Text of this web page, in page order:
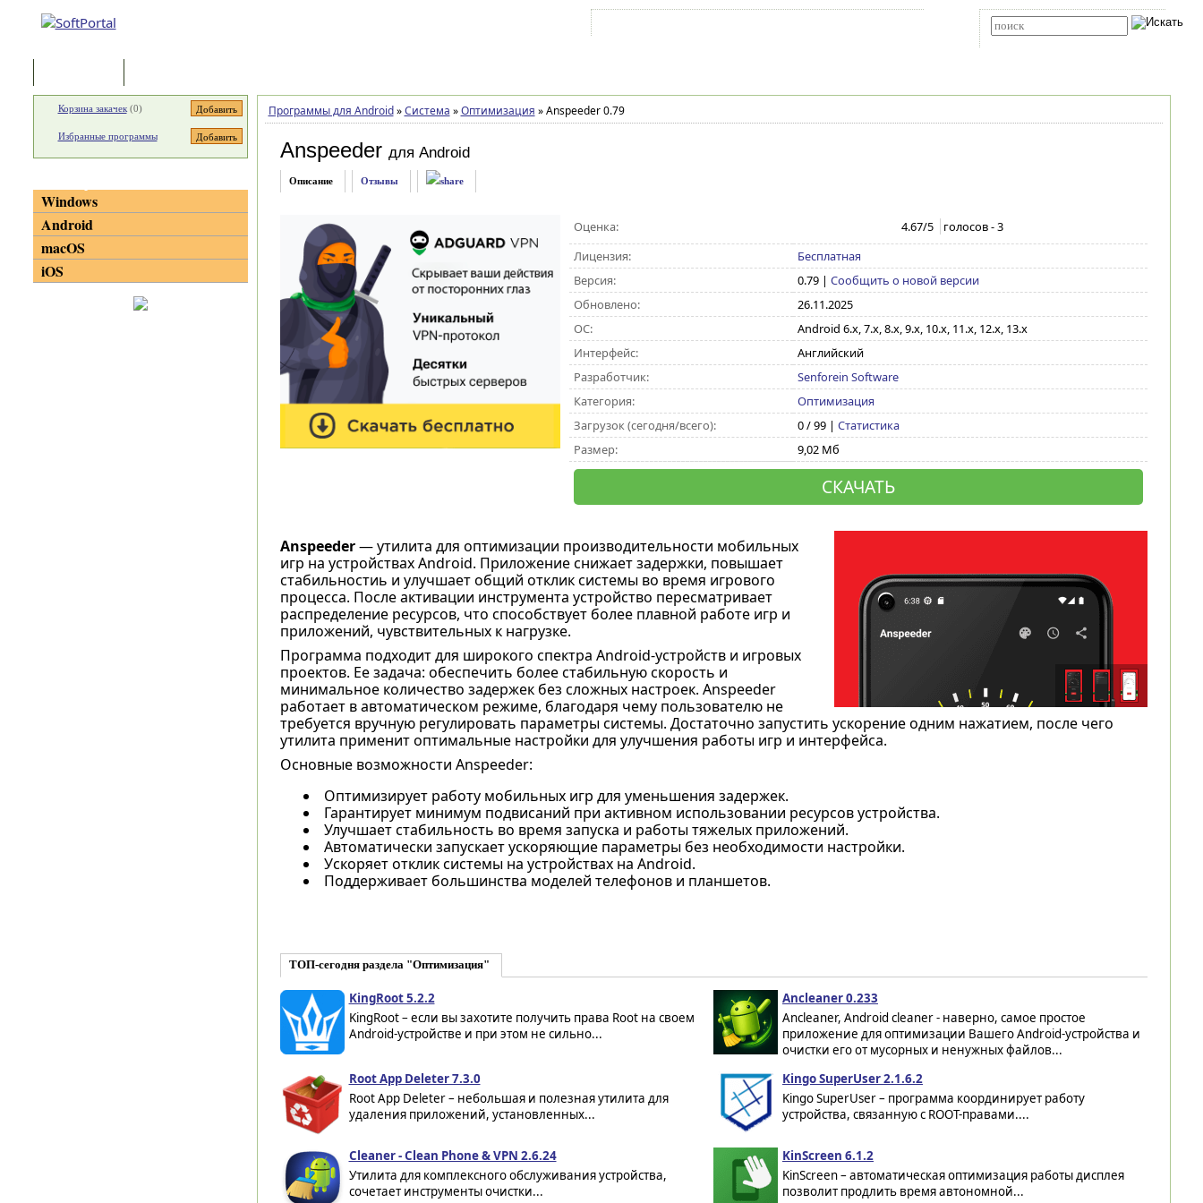
Программы для Android » Система » Оптимизация »Anspeeder 0.79
Anspeeder для Android
Описание Отзывы
Оценка: 4.67/5 голосов -3
Лицензия:
Бесплатная
Версия:
0.79| Сообщить о новой версии
Обновлено:
26.11.2025
ОС:
Android 6.x, 7.x, 8.x, 9.x, 10.x, 11.x, 12.x, 13.x
Интерфейс:
Английский
Разработчик:
Senforein Software
Категория:
Оптимизация
Загрузок (сегодня/всего):
0 / 99 | Статистика
Размер:
9,02 Мб
СКАЧАТЬ
Anspeeder— утилита для оптимизации производительности мобильных
игр на устройствах Android. Приложение снижает задержки, повышает
стабильностиь и улучшает общий отклик системы во время игрового
процесса. После активации инструмента устройство пересматривает
распределение ресурсов, что способствует более плавной работе игр и
приложений, чувствительных к нагрузке.
Программа подходит для широкого спектра Android-устройств и игровых
проектов. Ее задача: обеспечить более стабильную скорость и
минимальное количество задержек без сложных настроек. Anspeeder
работает в автоматическом режиме, благодаря чему пользователю не
требуется вручную регулировать параметры системы. Достаточно запустить ускорение одним нажатием, после чего
утилита применит оптимальные настройки для улучшения работы игр и интерфейса.
Основные возможности Anspeeder:
Оптимизирует работу мобильных игр для уменьшения задержек.
Гарантирует минимум подвисаний при активном использовании ресурсов устройства.
Улучшает стабильность во время запуска и работы тяжелых приложений.
Автоматически запускает ускоряющие параметры без необходимости настройки.
Ускоряет отклик системы на устройствах на Android.
Поддерживает большинства моделей телефонов и планшетов.
ТОП-сегодня раздела "Оптимизация"
KingRoot 5.2.2
KingRoot – если вы захотите получить права Root на своем
Android-устройстве и при этом не сильно...
Ancleaner 0.233
Ancleaner, Android cleaner - наверно, самое простое
приложение для оптимизации Вашего Android-устройства и
очистки его от мусорных и ненужных файлов...
Root App Deleter 7.3.0
Root App Deleter – небольшая и полезная утилита для
удаления приложений, установленных...
Kingo SuperUser 2.1.6.2
Kingo SuperUser – программа координирует работу
устройства, связанную с ROOT-правами....
Cleaner - Clean Phone & VPN 2.6.24
Утилита для комплексного обслуживания устройства,
сочетает инструменты очистки...
KinScreen 6.1.2
KinScreen – автоматическая оптимизация работы дисплея
позволит продлить время автономной...
Корзина закачек(0)
Избранные программы
Windows
Android
macOS
iOS